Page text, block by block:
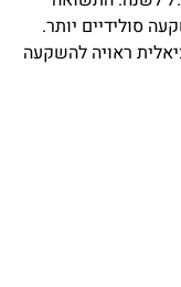
סולידיים יותר.
ראויה להשקעה